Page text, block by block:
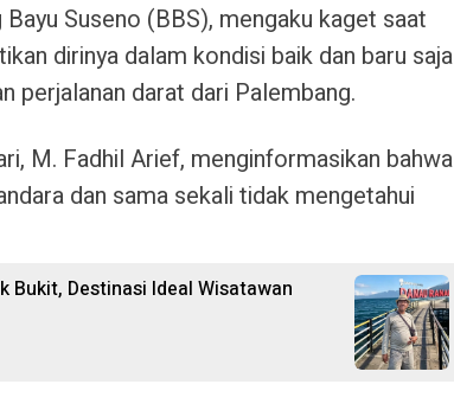
Suseno (BBS), mengaku kaget saat
dirinya dalam kondisi baik dan baru saja
perjalanan darat dari Palembang.
M. Fadhil Arief, menginformasikan bahwa
dan sama sekali tidak mengetahui
Bukit, Destinasi Ideal Wisatawan